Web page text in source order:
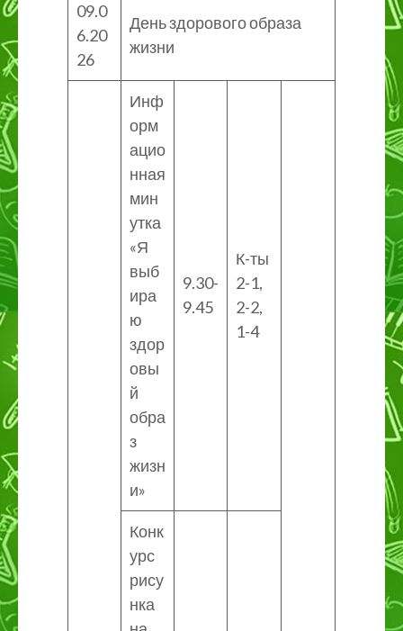
09.0
6.20
26
День здорового образа
жизни
Инф
орм
ацио
нная
мин
утка
«Я
выб
ира
ю
здор
овы
й
обра
з
жизн
и»
9.30-
9.45
К-ты
2-1,
2-2,
1-4
Конк
урс
рису
нка